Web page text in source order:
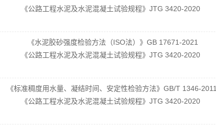
《公路工程水泥及水泥混凝土试验规程》JTG 3420-2020
《水泥胶砂强度检验方法（ISO法）》GB 17671-2021
《公路工程水泥及水泥混凝土试验规程》JTG 3420-2020
《标准稠度用水量、凝结时间、安定性检验方法》GB/T 1346-2011
《公路工程水泥及水泥混凝土试验规程》JTG 3420-2020